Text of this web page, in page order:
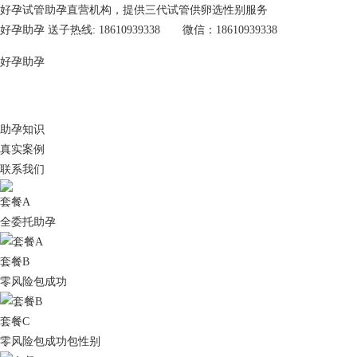
好孕试管助孕直营机构，提供三代试管供卵选性别服务
好孕助孕 送子热线: 18610939338 微信：18610939338
好孕助孕
助孕知识
真实案例
联系我们
套餐A
全委托助孕
套餐B
零风险包成功
套餐C
零风险包成功包性别